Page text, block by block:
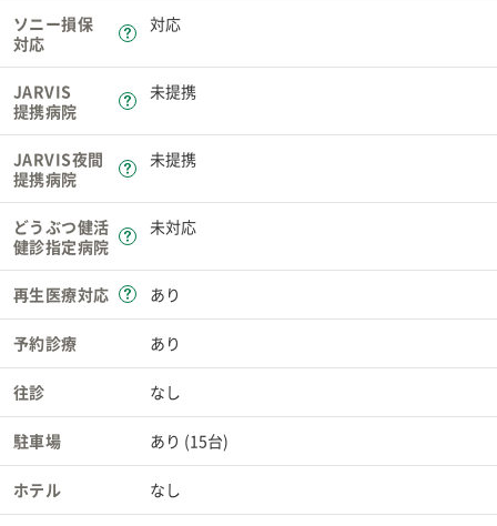
ソニー損保
対応
対応
JARVIS
提携病院
未提携
JARVIS夜間
提携病院
未提携
どうぶつ健活
健診指定病院
未対応
再生医療対応 あり
予約診療 あり
往診 なし
駐車場 あり (15台)
ホテル なし